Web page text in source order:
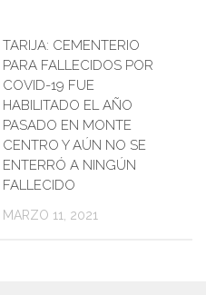
TARIJA: CEMENTERIO
PARA FALLECIDOS POR
COVID-19 FUE
HABILITADO EL AÑO
PASADO EN MONTE
CENTRO Y AÚN NO SE
ENTERRÓ A NINGÚN
FALLECIDO
MARZO 11, 2021